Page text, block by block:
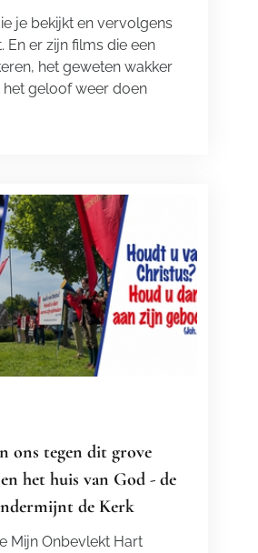
je bekijkt en vervolgens
En er zijn films die een
het geweten wakker
geloof weer doen
ons tegen dit grove
het huis van God - de
de Kerk
Mijn Onbevlekt Hart